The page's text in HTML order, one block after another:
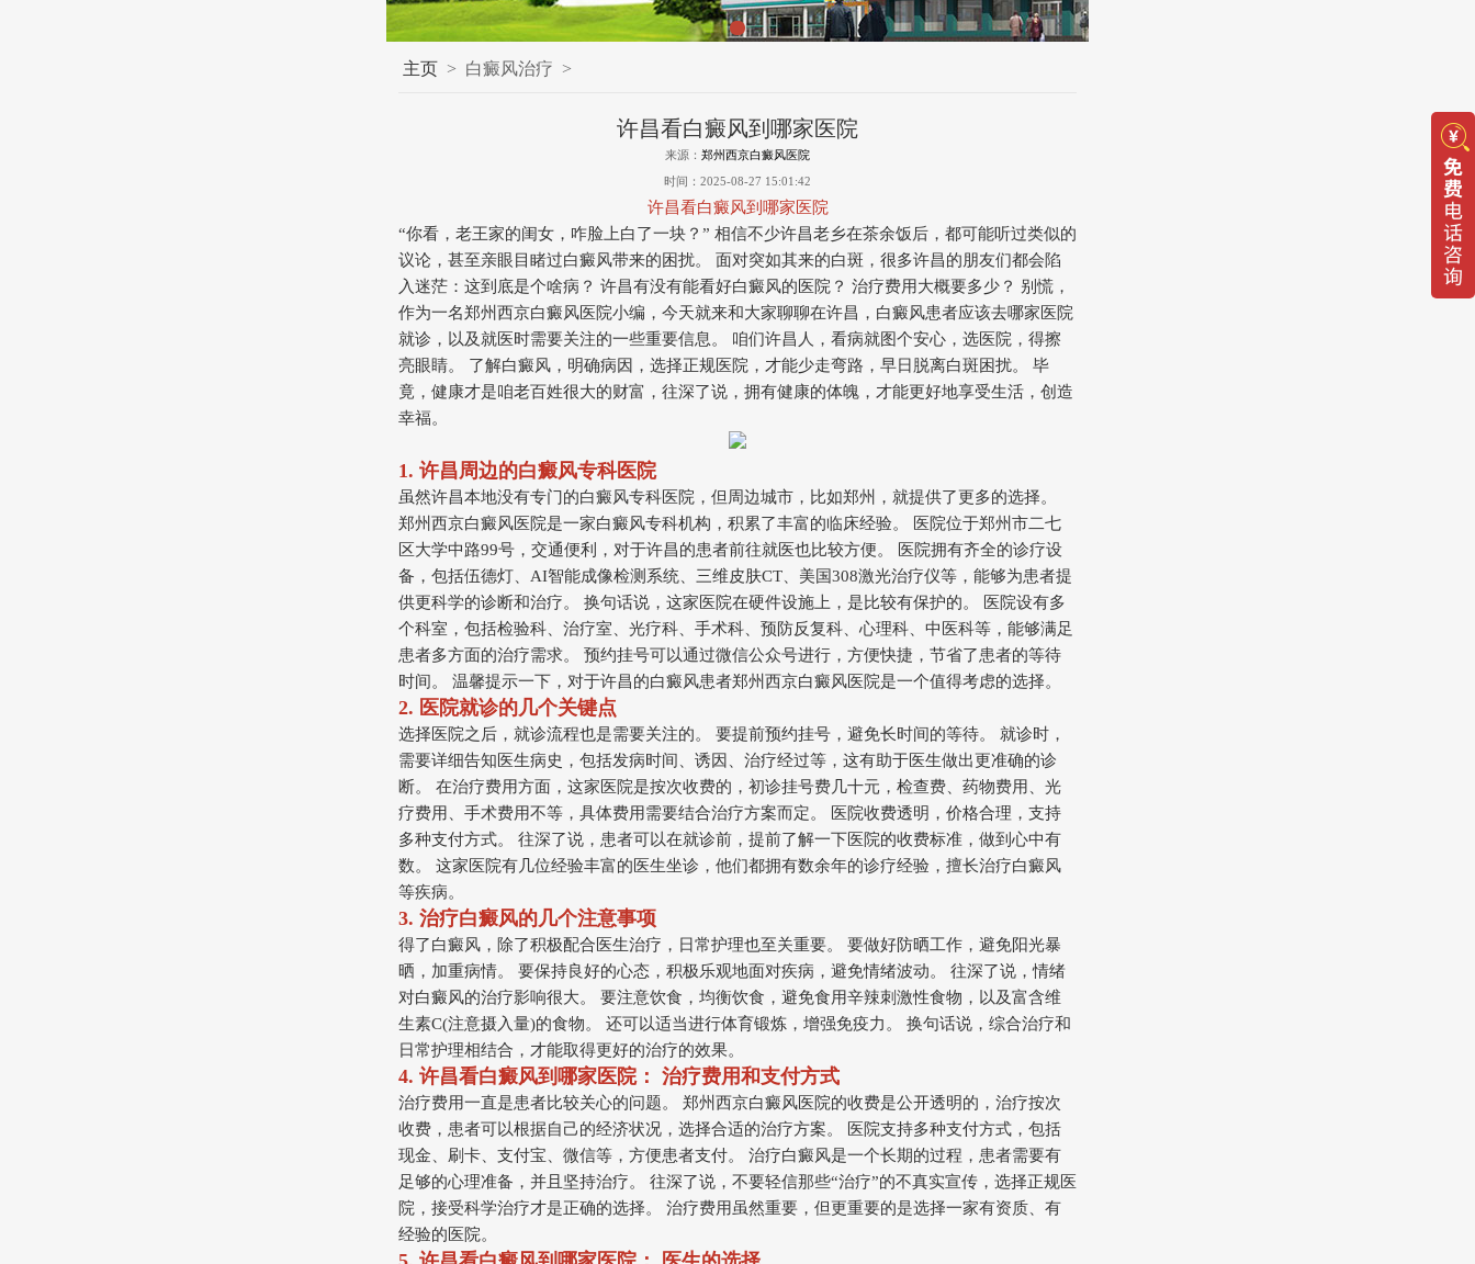
主页 > 白癜风治疗 >
许昌看白癜风到哪家医院
来源： 郑州西京白癜风医院
时间：2025-08-27 15:01:42
许昌看白癜风到哪家医院
“你看，老王家的闺女，咋脸上白了一块？” 相信不少许昌老乡在茶余饭后，都可能听过类似的
议论，甚至亲眼目睹过白癜风带来的困扰。 面对突如其来的白斑，很多许昌的朋友们都会陷
入迷茫：这到底是个啥病？ 许昌有没有能看好白癜风的医院？ 治疗费用大概要多少？ 别慌，
作为一名郑州西京白癜风医院小编，今天就来和大家聊聊在许昌，白癜风患者应该去哪家医院
就诊，以及就医时需要关注的一些重要信息。 咱们许昌人，看病就图个安心，选医院，得擦
亮眼睛。 了解白癜风，明确病因，选择正规医院，才能少走弯路，早日脱离白斑困扰。 毕
竟，健康才是咱老百姓很大的财富，往深了说，拥有健康的体魄，才能更好地享受生活，创造
幸福。
1. 许昌周边的白癜风专科医院
虽然许昌本地没有专门的白癜风专科医院，但周边城市，比如郑州，就提供了更多的选择。
郑州西京白癜风医院是一家白癜风专科机构，积累了丰富的临床经验。 医院位于郑州市二七
区大学中路99号，交通便利，对于许昌的患者前往就医也比较方便。 医院拥有齐全的诊疗设
备，包括伍德灯、AI智能成像检测系统、三维皮肤CT、美国308激光治疗仪等，能够为患者提
供更科学的诊断和治疗。 换句话说，这家医院在硬件设施上，是比较有保护的。 医院设有多
个科室，包括检验科、治疗室、光疗科、手术科、预防反复科、心理科、中医科等，能够满足
患者多方面的治疗需求。 预约挂号可以通过微信公众号进行，方便快捷，节省了患者的等待
时间。 温馨提示一下，对于许昌的白癜风患者郑州西京白癜风医院是一个值得考虑的选择。
2. 医院就诊的几个关键点
选择医院之后，就诊流程也是需要关注的。 要提前预约挂号，避免长时间的等待。 就诊时，
需要详细告知医生病史，包括发病时间、诱因、治疗经过等，这有助于医生做出更准确的诊
断。 在治疗费用方面，这家医院是按次收费的，初诊挂号费几十元，检查费、药物费用、光
疗费用、手术费用不等，具体费用需要结合治疗方案而定。 医院收费透明，价格合理，支持
多种支付方式。 往深了说，患者可以在就诊前，提前了解一下医院的收费标准，做到心中有
数。 这家医院有几位经验丰富的医生坐诊，他们都拥有数余年的诊疗经验，擅长治疗白癜风
等疾病。
3. 治疗白癜风的几个注意事项
得了白癜风，除了积极配合医生治疗，日常护理也至关重要。 要做好防晒工作，避免阳光暴
晒，加重病情。 要保持良好的心态，积极乐观地面对疾病，避免情绪波动。 往深了说，情绪
对白癜风的治疗影响很大。 要注意饮食，均衡饮食，避免食用辛辣刺激性食物，以及富含维
生素C(注意摄入量)的食物。 还可以适当进行体育锻炼，增强免疫力。 换句话说，综合治疗和
日常护理相结合，才能取得更好的治疗的效果。
4. 许昌看白癜风到哪家医院： 治疗费用和支付方式
治疗费用一直是患者比较关心的问题。 郑州西京白癜风医院的收费是公开透明的，治疗按次
收费，患者可以根据自己的经济状况，选择合适的治疗方案。 医院支持多种支付方式，包括
现金、刷卡、支付宝、微信等，方便患者支付。 治疗白癜风是一个长期的过程，患者需要有
足够的心理准备，并且坚持治疗。 往深了说，不要轻信那些“治疗”的不真实宣传，选择正规医
院，接受科学治疗才是正确的选择。 治疗费用虽然重要，但更重要的是选择一家有资质、有
经验的医院。